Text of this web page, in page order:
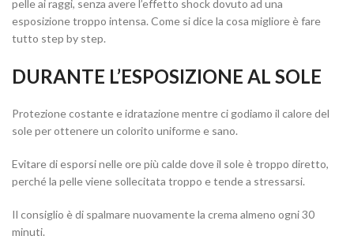
pelle ai raggi, senza avere l’effetto shock dovuto ad una
esposizione troppo intensa. Come si dice la cosa migliore è fare
tutto step by step.
DURANTE L’ESPOSIZIONE AL SOLE
Protezione costante e idratazione mentre ci godiamo il calore del
sole per ottenere un colorito uniforme e sano.
Evitare di esporsi nelle ore più calde dove il sole è troppo diretto,
perché la pelle viene sollecitata troppo e tende a stressarsi.
Il consiglio è di spalmare nuovamente la crema almeno ogni 30
minuti.